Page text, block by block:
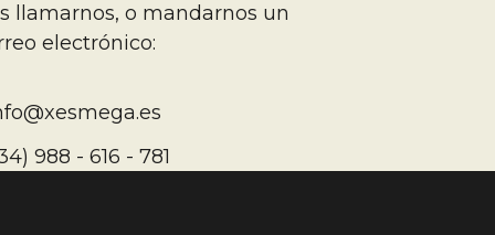
llamarnos, o mandarnos un
electrónico:
988 - 616 - 781